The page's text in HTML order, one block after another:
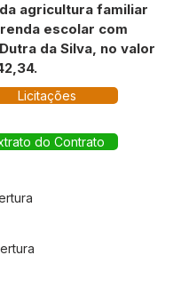
agricultura familiar
escolar com
da Silva, no valor
Licitações
do Contrato